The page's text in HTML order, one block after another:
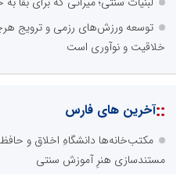
توسعه ورزش‌های رزمی و ترویج
خلاقیت و نوآوری است
::آخرین های فارس
مکتب‌خانه‌ها دانشگاهِ اخلاق و
مستندسازی هنرِ آموزش سنتی